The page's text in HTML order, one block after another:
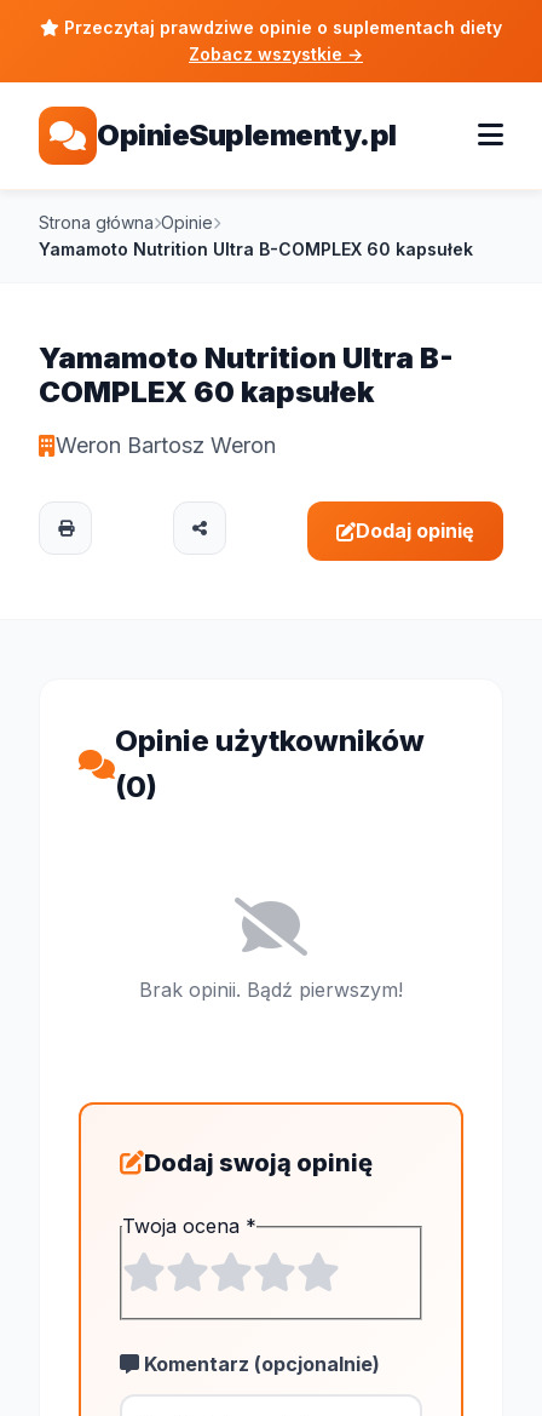
Przeczytaj prawdziwe opinie o suplementach diety
Zobacz wszystkie →
OpinieSuplementy.pl
Strona główna Opinie
Yamamoto Nutrition Ultra B-COMPLEX 60 kapsułek
Yamamoto Nutrition Ultra B-
COMPLEX 60 kapsułek
Weron Bartosz Weron
Dodaj opinię
Opinie użytkowników
(0)
Brak opinii. Bądź pierwszym!
Dodaj swoją opinię
Twoja ocena *
Komentarz (opcjonalnie)
Maksymalnie